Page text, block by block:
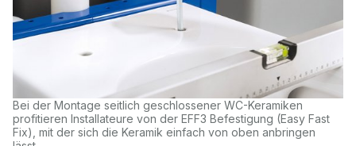
Bei der Montage seitlich geschlossener WC-Keramiken
profitieren Installateure von der EFF3 Befestigung (Easy Fast
Fix), mit der sich die Keramik einfach von oben anbringen